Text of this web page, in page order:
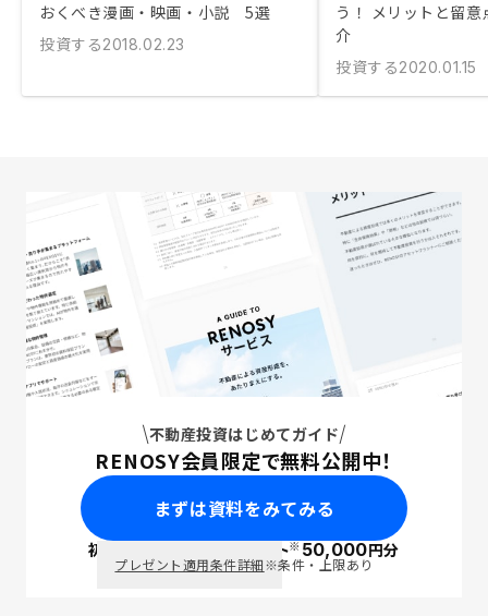
おくべき漫画・映画・小説 5選
投資する2018.02.23
う！ メリットと留
介
投資する2020.01.15
不動産投資はじめてガイド
RENOSY会員限定で無料公開中！
まずは資料をみてみる
初回面談で ポイント※50,000円分
プレゼント適用条件詳細※条件・上限あり